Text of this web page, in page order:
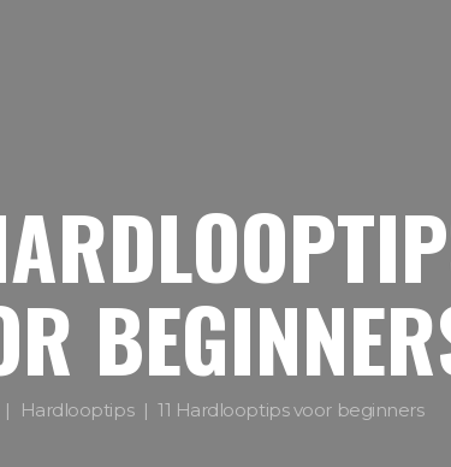
Hardlooptips 11 Hardlooptips voor beginners